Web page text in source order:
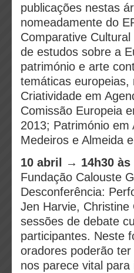
publicações nestas
nomeadamente do
Comparative
de estudos sobre a
património e arte
temáticas europeias,
Criatividade em
Comissão Europeia
2013; Património
Medeiros e Almeida
10 abril → 14h30 às
Fundação Calouste
Desconferência:
Jen Harvie,
sessões de debate
participantes. Neste
oradores poderão
nos parece vital